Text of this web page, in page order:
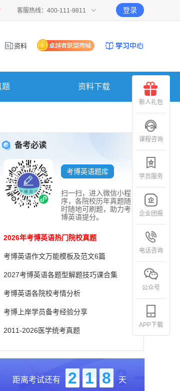
客服热线：400-111-9811 登录
资料
题 资料下载
备考必读
考博英语题库
扫一扫，进入微信小程
序，各院校历年真题随
时随地可刷题，助力考
博英语提分。
2026年考博英语热门院校真题
考博英语作文万能模板及范文6篇
2027考博英语各题型解题技巧课合集
考博英语各院校考情分析
考博上岸学员备考经验分享
2011-2026医学统考真题
中国社会科学院大学真题合集
国防科技大学历年真题
中央美术学院历年真题
距离考试还有 2 1 8 天
新人礼包
课程咨询
学员服务
企业团报
电话咨询
公众号
APP下载